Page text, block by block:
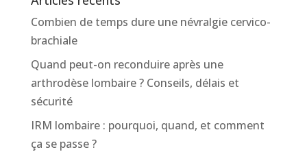
Combien de temps dure une névralgie cervico-
brachiale
Quand peut-on reconduire après une
arthrodèse lombaire ? Conseils, délais et
sécurité
IRM lombaire : pourquoi, quand, et comment
ça se passe ?